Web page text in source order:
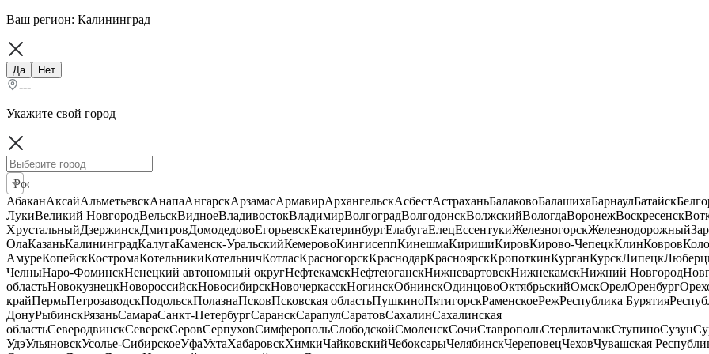
Ваш регион: Калининград
Да Нет
---
Укажите свой город
Россия
АбаканАксайАльметьевскАнапаАнгарскАрзамасАрмавирАрхангельскАсбестАстраханьБалаковоБалашихаБарнаулБатайск
ЛукиВеликий НовгородВельскВидноеВладивостокВладимирВолгоградВолгодонскВолжскийВологдаВоронежВоскресенск
ХрустальныйДзержинскДмитровДомодедовоЕгорьевскЕкатеринбургЕлабугаЕлецЕссентукиЖелезногорскЖелезнодорожный
ОлаКазаньКалининградКалугаКаменск-УральскийКемеровоКингисеппКинешмаКиришиКировКирово-ЧепецкКлинКовров
АмуреКопейскКостромаКотельникиКотельничКотласКрасногорскКраснодарКрасноярскКропоткинКурганКурскЛипецк
ЧелныНаро-ФоминскНенецкий автономный округНефтекамскНефтеюганскНижневартовскНижнекамскНижний Новгород
областьНовокузнецкНовороссийскНовосибирскНовочеркасскНогинскОбнинскОдинцовоОктябрьскийОмскОрелОренбург
крайПермьПетрозаводскПодольскПолазнаПсковПсковская областьПушкиноПятигорскРаменскоеРежРеспублика Бурятия
ДонуРыбинскРязаньСамараСанкт-ПетербургСаранскСарапулСаратовСахалинСахалинская
областьСеверодвинскСеверскСеровСерпуховСимферопольСлободскойСмоленскСочиСтавропольСтерлитамакСтупиноСузун
УдэУльяновскУсолье-СибирскоеУфаУхтаХабаровскХимкиЧайковскийЧебоксарыЧелябинскЧереповецЧеховЧувашская